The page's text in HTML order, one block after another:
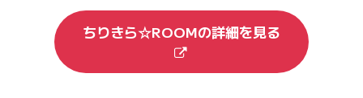
ちりきら☆ROOMの詳細を見る